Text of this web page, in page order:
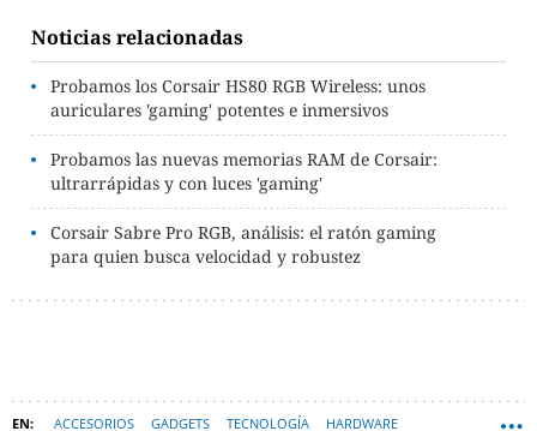
Noticias relacionadas
Probamos los Corsair HS80 RGB Wireless: unos
auriculares 'gaming' potentes e inmersivos
Probamos las nuevas memorias RAM de Corsair:
ultrarrápidas y con luces 'gaming'
Corsair Sabre Pro RGB, análisis: el ratón gaming
para quien busca velocidad y robustez
ACCESORIOS GADGETS TECNOLOGÍA HARDWARE